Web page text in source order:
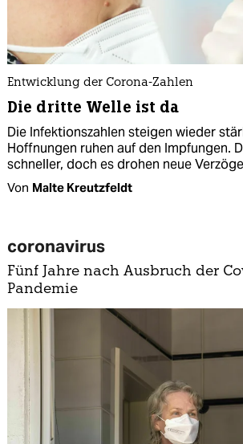
Entwicklung der Corona-Zahlen
Die dritte Welle ist da
Die Infektionszahlen steigen wieder
Hoffnungen ruhen auf den Impfungen.
schneller, doch es drohen neue
Von Malte Kreutzfeldt
coronavirus
Fünf Jahre nach Ausbruch der
Pandemie